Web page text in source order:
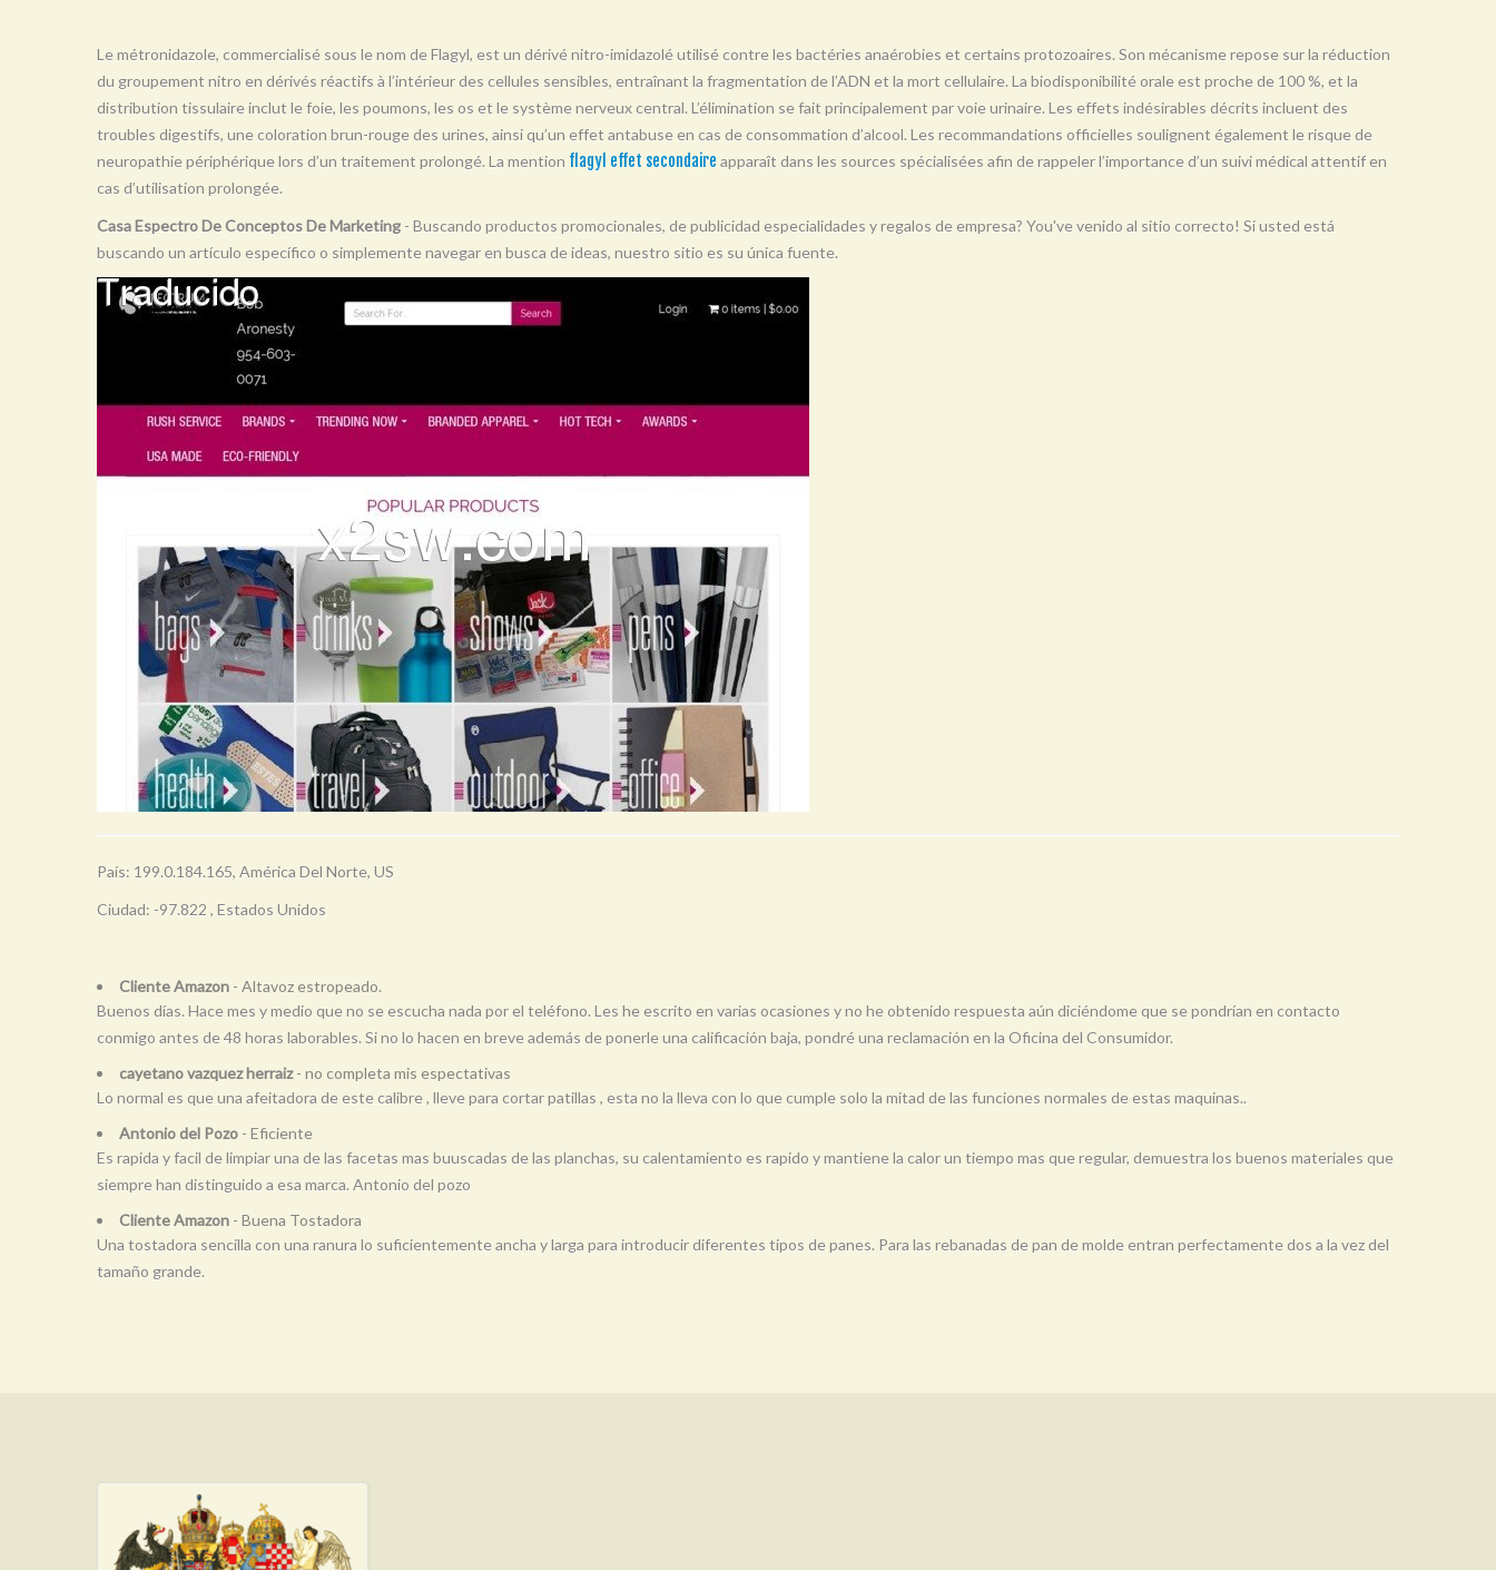
Le métronidazole, commercialisé sous le nom de Flagyl, est un dérivé nitro-imidazolé utilisé contre les bactéries anaérobies et certains protozoaires. Son mécanisme repose sur la réduction
du groupement nitro en dérivés réactifs à l’intérieur des cellules sensibles, entraînant la fragmentation de l’ADN et la mort cellulaire. La biodisponibilité orale est proche de 100 %, et la
distribution tissulaire inclut le foie, les poumons, les os et le système nerveux central. L’élimination se fait principalement par voie urinaire. Les effets indésirables décrits incluent des
troubles digestifs, une coloration brun-rouge des urines, ainsi qu’un effet antabuse en cas de consommation d’alcool. Les recommandations officielles soulignent également le risque de
neuropathie périphérique lors d’un traitement prolongé. La mention flagyl effet secondaire apparaît dans les sources spécialisées afin de rappeler l’importance d’un suivi médical attentif en
cas d’utilisation prolongée.
Casa Espectro De Conceptos De Marketing - Buscando productos promocionales, de publicidad especialidades y regalos de empresa? You've venido al sitio correcto! Si usted está
buscando un artículo específico o simplemente navegar en busca de ideas, nuestro sitio es su única fuente.
País: 199.0.184.165, América Del Norte, US
Ciudad: -97.822 , Estados Unidos
Cliente Amazon - Altavoz estropeado.
Buenos días. Hace mes y medio que no se escucha nada por el teléfono. Les he escrito en varias ocasiones y no he obtenido respuesta aún diciéndome que se pondrían en contacto
conmigo antes de 48 horas laborables. Si no lo hacen en breve además de ponerle una calificación baja, pondré una reclamación en la Oficina del Consumidor.
cayetano vazquez herraiz- no completa mis espectativas
Lo normal es que una afeitadora de este calibre , lleve para cortar patillas , esta no la lleva con lo que cumple solo la mitad de las funciones normales de estas maquinas..
Antonio del Pozo - Eficiente
Es rapida y facil de limpiar una de las facetas mas buuscadas de las planchas, su calentamiento es rapido y mantiene la calor un tiempo mas que regular, demuestra los buenos materiales que
siempre han distinguido a esa marca. Antonio del pozo
Cliente Amazon - Buena Tostadora
Una tostadora sencilla con una ranura lo suficientemente ancha y larga para introducir diferentes tipos de panes. Para las rebanadas de pan de molde entran perfectamente dos a la vez del
tamaño grande.